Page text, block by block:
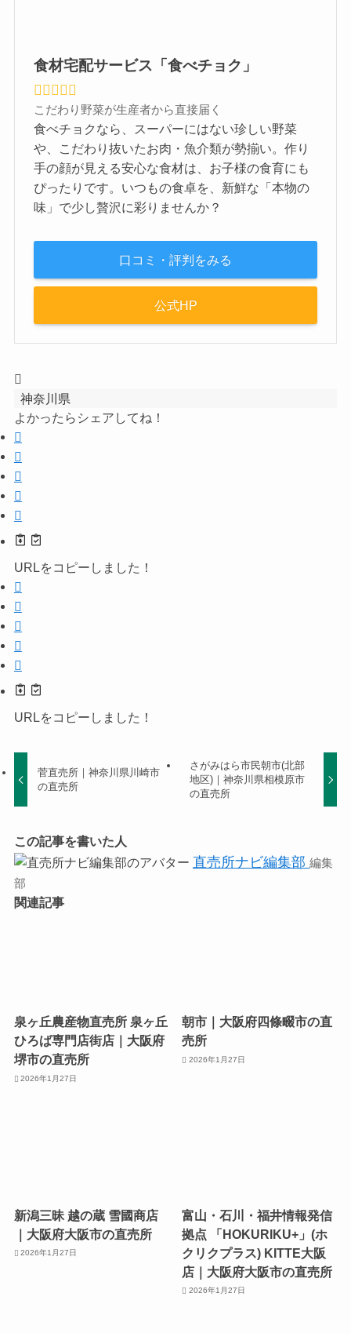
食材宅配サービス「食べチョク」
こだわり野菜が生産者から直接届く
食べチョクなら、スーパーにはない珍しい野菜
や、こだわり抜いたお肉・魚介類が勢揃い。作り
手の顔が見える安心な食材は、お子様の食育にも
ぴったりです。いつもの食卓を、新鮮な「本物の
味」で少し贅沢に彩りませんか？
口コミ・評判をみる
公式HP
神奈川県
よかったらシェアしてね！
URLをコピーしました！
URLをコピーしました！
菅直売所｜神奈川県川崎市
の直売所
さがみはら市民朝市(北部
地区)｜神奈川県相模原市
の直売所
この記事を書いた人
直売所ナビ編集部 編集
部
関連記事
泉ヶ丘農産物直売所 泉ヶ丘
ひろば専門店街店｜大阪府
堺市の直売所
2026年1月27日
朝市｜大阪府四條畷市の直
売所
2026年1月27日
新潟三昧 越の蔵 雪國商店
｜大阪府大阪市の直売所
2026年1月27日
富山・石川・福井情報発信
拠点 「HOKURIKU+」(ホ
クリクプラス) KITTE大阪
店｜大阪府大阪市の直売所
2026年1月27日